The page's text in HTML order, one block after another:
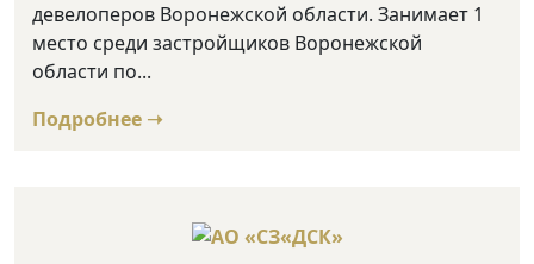
девелоперов Воронежской области. Занимает 1
место среди застройщиков Воронежской
области по...
Подробнее ➝